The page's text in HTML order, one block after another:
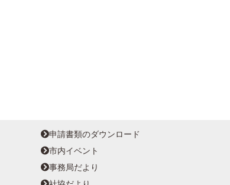
申請書類のダウンロード
市内イベント
事務局だより